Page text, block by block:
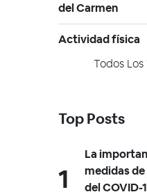
del Carmen
Actividad física
Todos Los
Top Posts
La
medidas
del COVID-